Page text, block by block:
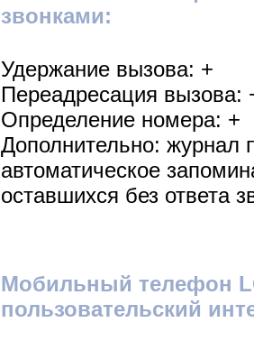
звонками:
Удержание вызова: +
Переадресация вызова:
Определение номера: +
Дополнительно: журнал
автоматическое
оставшихся без ответа
Мобильный телефон
пользовательский